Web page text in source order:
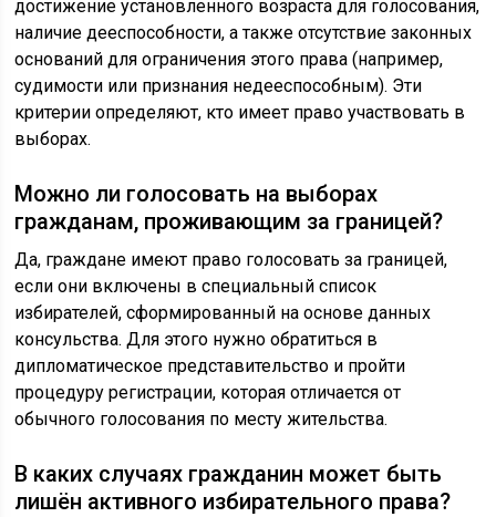
достижение установленного возраста для голосования,
наличие дееспособности, а также отсутствие законных
оснований для ограничения этого права (например,
судимости или признания недееспособным). Эти
критерии определяют, кто имеет право участвовать в
выборах.
Можно ли голосовать на выборах
гражданам, проживающим за границей?
Да, граждане имеют право голосовать за границей,
если они включены в специальный список
избирателей, сформированный на основе данных
консульства. Для этого нужно обратиться в
дипломатическое представительство и пройти
процедуру регистрации, которая отличается от
обычного голосования по месту жительства.
В каких случаях гражданин может быть
лишён активного избирательного права?